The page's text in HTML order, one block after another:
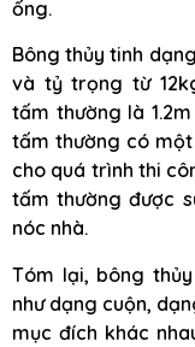
ống.
Bông thủy tinh
và tỷ trọng từ
tấm thường là
tấm thường có
cho quá trình thi
tấm thường được
nóc nhà.
Tóm lại, bông
như dạng cuộn,
mục đích khác